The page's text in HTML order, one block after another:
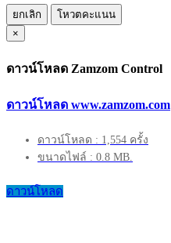
ยกเลิก
โหวตคะแนน
×
ดาวน์โหลด Zamzom Control
ดาวน์โหลด www.zamzom.com
ดาวน์โหลด : 1,554 ครั้ง
ขนาดไฟล์ : 0.8 MB.
ดาวน์โหลด